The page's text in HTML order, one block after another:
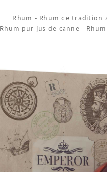
Rhum - Rhum de tradition
Rhum pur jus de canne -